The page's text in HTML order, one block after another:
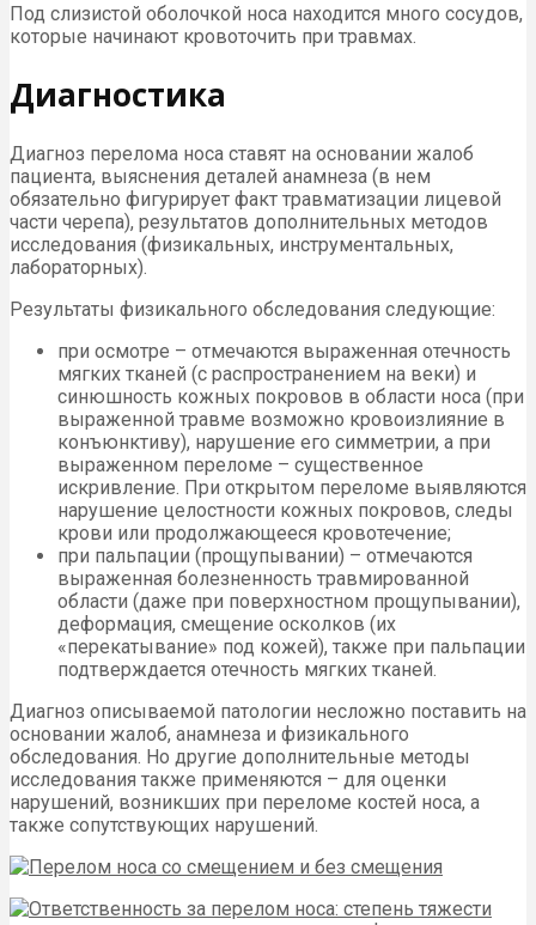
Под слизистой оболочкой носа находится много сосудов,
которые начинают кровоточить при травмах.
Диагностика
Диагноз перелома носа ставят на основании жалоб
пациента, выяснения деталей анамнеза (в нем
обязательно фигурирует факт травматизации лицевой
части черепа), результатов дополнительных методов
исследования (физикальных, инструментальных,
лабораторных).
Результаты физикального обследования следующие:
при осмотре – отмечаются выраженная отечность
мягких тканей (с распространением на веки) и
синюшность кожных покровов в области носа (при
выраженной травме возможно кровоизлияние в
конъюнктиву), нарушение его симметрии, а при
выраженном переломе – существенное
искривление. При открытом переломе выявляются
нарушение целостности кожных покровов, следы
крови или продолжающееся кровотечение;
при пальпации (прощупывании) – отмечаются
выраженная болезненность травмированной
области (даже при поверхностном прощупывании),
деформация, смещение осколков (их
«перекатывание» под кожей), также при пальпации
подтверждается отечность мягких тканей.
Диагноз описываемой патологии несложно поставить на
основании жалоб, анамнеза и физикального
обследования. Но другие дополнительные методы
исследования также применяются – для оценки
нарушений, возникших при переломе костей носа, а
также сопутствующих нарушений.